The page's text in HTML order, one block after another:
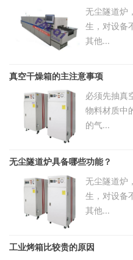
无尘隧道炉
生，对设备
其他...
真空干燥箱的主注意事项
必须先抽真
物料材质中
的气...
无尘隧道炉具备哪些功能？
无尘隧道炉
生，对设备
其他...
工业烤箱比较贵的原因